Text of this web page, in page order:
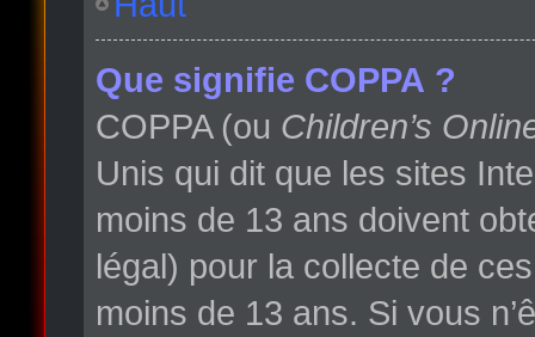
Que signifie COPPA ?
COPPA (ou Children’s
Unis qui dit que les sites
moins de 13 ans doivent
légal) pour la collecte de
moins de 13 ans. Si vous